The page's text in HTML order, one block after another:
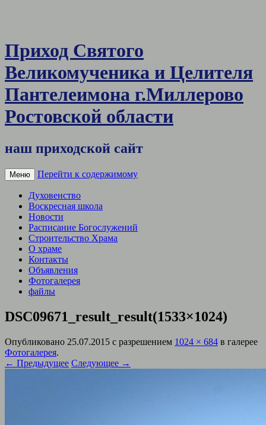
Приход Святого
Великомученика и Целителя
Пантелеимона г.Миллерово
Ростовской области
наш приходской сайт
Меню Перейти к содержимому
Духовенство
Воскресная школа
Новости
Расписание Богослужений
Строительство Храма
О храме
Контакты
Объявления
Фотогалерея
файлы
DSC09671_result_result(1533×1024)
Опубликовано 25.07.2015 с разрешением 1024 × 684 в галерее
Фотогалерея.
← Предыдущее Следующее →